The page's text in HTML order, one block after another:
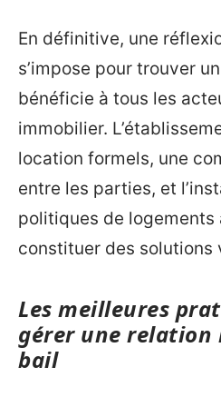
En définitive, une
s’impose pour trouver
bénéficie à tous les
immobilier.
location formels, une
entre les parties, et
politiques de
constituer des solutions
Les meilleures
gérer une relation
bail